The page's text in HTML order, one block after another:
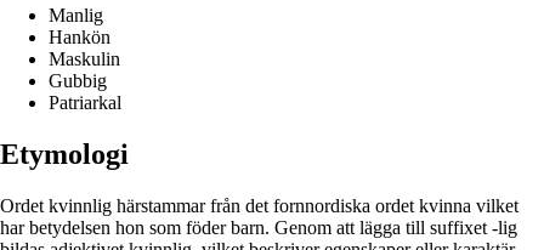
Manlig
Hankön
Maskulin
Gubbig
Patriarkal
Etymologi
Ordet kvinnlig härstammar från det fornnordiska ordet kvinna vilket
har betydelsen hon som föder barn. Genom att lägga till suffixet -lig